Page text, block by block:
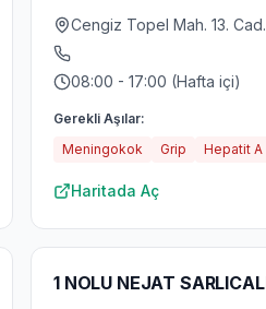
Cengiz Topel Mah. 13.
08:00 - 17:00 (Hafta içi)
Gerekli Aşılar:
Meningokok
Grip Hepatit A
Haritada Aç
1 NOLU NEJAT